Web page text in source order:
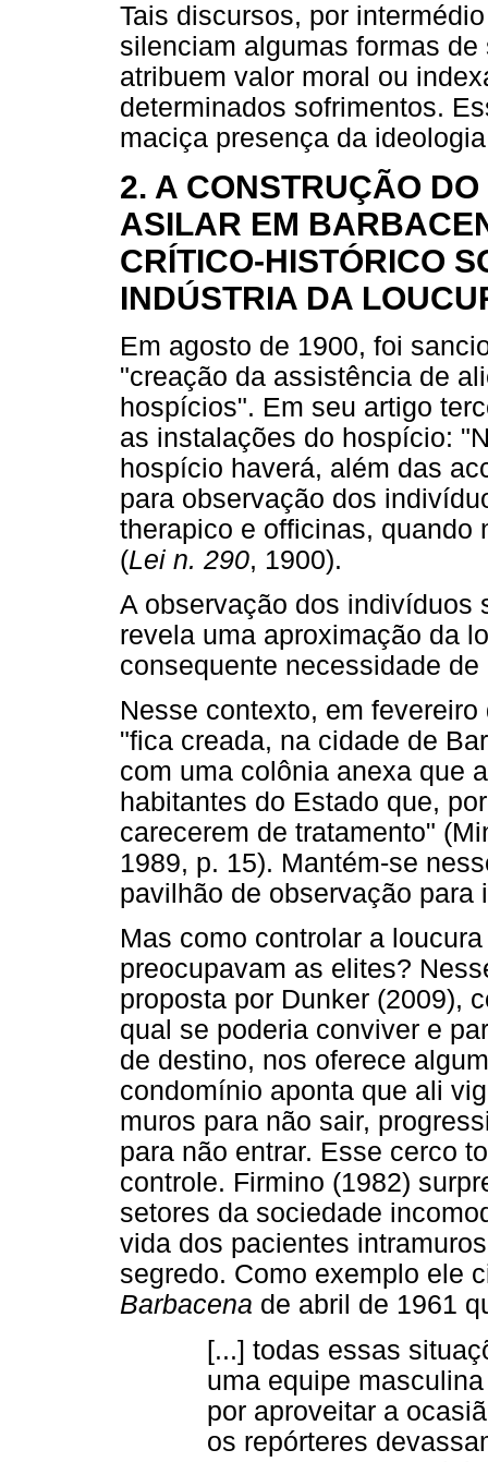
Tais discursos, por
silenciam algumas formas
atribuem valor moral ou
determinados sofrimentos.
maciça presença da
2. A CONSTRUÇÃO
ASILAR EM
CRÍTICO-HISTÓRICO
INDÚSTRIA DA
Em agosto de 1900, foi
"creação da assistência de
hospícios". Em seu artigo
as instalações do hospício:
hospício haverá, além das
para observação dos
therapico e officinas, quando
(Lei n. 290, 1900).
A observação dos indivíduos
revela uma aproximação da
consequente necessidade de
Nesse contexto, em
"fica creada, na cidade de
com uma colônia anexa que
habitantes do Estado que,
carecerem de tratamento"
1989, p. 15). Mantém-se
pavilhão de observação
Mas como controlar a
preocupavam as elites?
proposta por Dunker (2009),
qual se poderia conviver e
de destino, nos oferece
condomínio aponta que ali
muros para não sair,
para não entrar. Esse cerco
controle. Firmino (1982)
setores da sociedade
vida dos pacientes
segredo. Como exemplo ele
Barbacena de abril de 1961
[...] todas essas
uma equipe
por aproveitar a
os repórteres